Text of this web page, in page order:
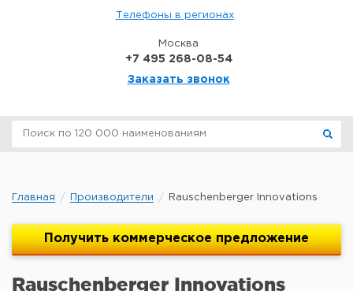
Телефоны в регионах
Москва
+7 495 268-08-54
Заказать звонок
Главная Производители Rauschenberger Innovations
Получить коммерческое предложение
Rauschenberger Innovations